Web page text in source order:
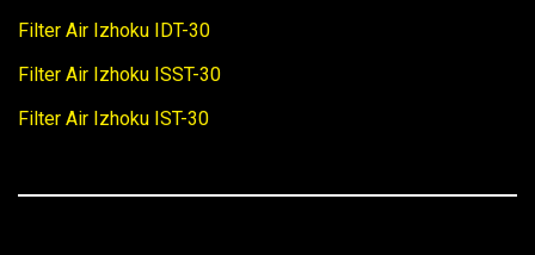
Filter Air Izhoku IDT-30
Filter Air Izhoku ISST-30
Filter Air Izhoku IST-30